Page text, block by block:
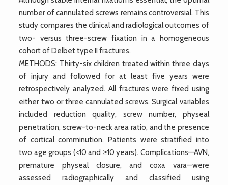
number of cannulated screws remains controversial. This
study compares the clinical and radiological outcomes of
two- versus three-screw fixation in a homogeneous
cohort of Delbet type II fractures.
METHODS: Thirty-six children treated within three days
of injury and followed for at least five years were
retrospectively analyzed. All fractures were fixed using
either two or three cannulated screws. Surgical variables
included reduction quality, screw number, physeal
penetration, screw-to-neck area ratio, and the presence
of cortical comminution. Patients were stratified into
two age groups (<10 and ≥10 years). Complications—AVN,
premature physeal closure, and coxa vara—were
assessed radiographically and classified using